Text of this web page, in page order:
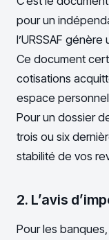
pour un
l’URSSAF
Ce document
cotisations
espace personnel
Pour un dossier
trois ou six
stabilité de vos
2. L’avis
Pour les